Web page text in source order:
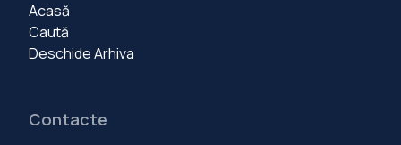
Acasă
Caută
Deschide Arhiva
Contacte